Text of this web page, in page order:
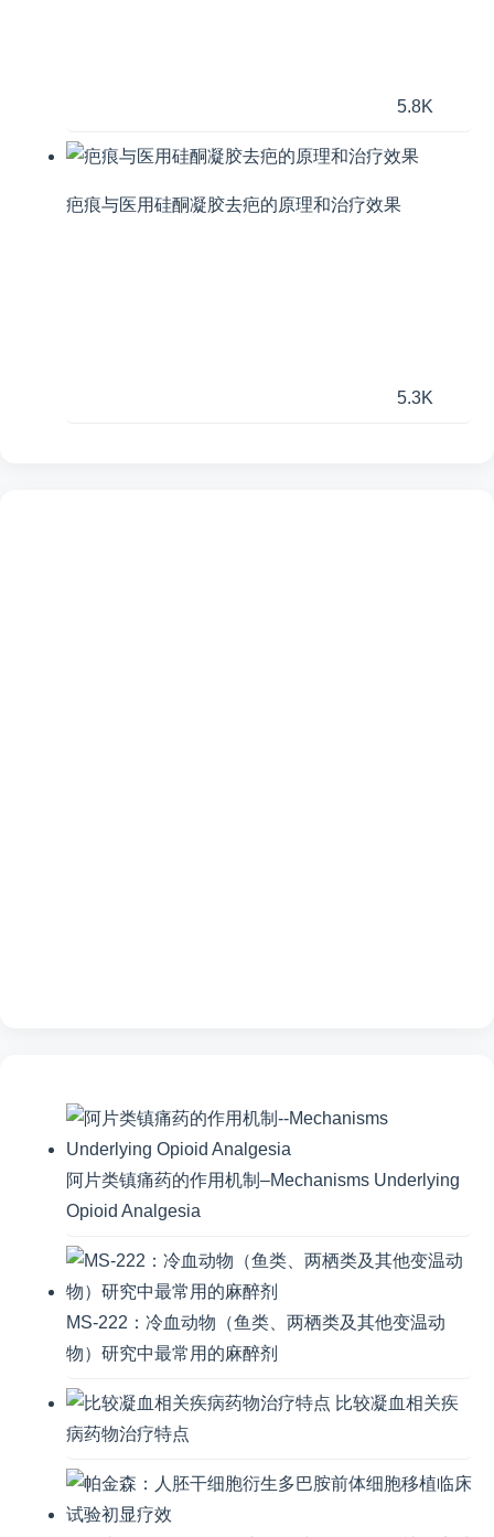
5.8K
疤痕与医用硅酮凝胶去疤的原理和治疗效果
5.3K
阿片类镇痛药的作用机制–Mechanisms Underlying
Opioid Analgesia
MS-222：冷血动物（鱼类、两栖类及其他变温动
物）研究中最常用的麻醉剂
比较凝血相关疾
病药物治疗特点